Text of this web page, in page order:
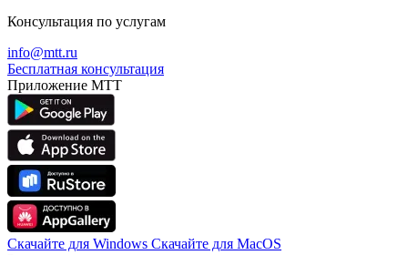
Консультация по услугам
info@mtt.ru
Бесплатная консультация
Приложение МТТ
Скачайте для Windows Cкачайте для MacOS